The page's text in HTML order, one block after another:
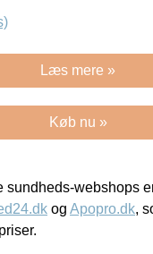
Læs mere »
Køb nu »
sundheds-webshops
og Apopro.dk,